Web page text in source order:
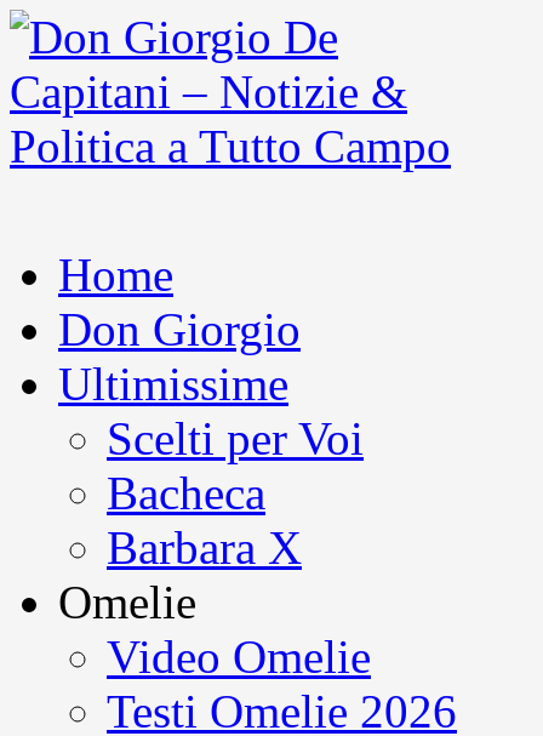
Home
Don Giorgio
Ultimissime
Scelti per Voi
Bacheca
Barbara X
Omelie
Video Omelie
Testi Omelie 2026